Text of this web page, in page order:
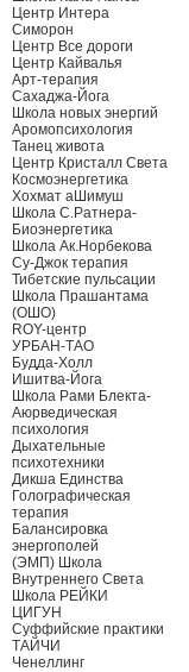
Центр Интера
Симорон
Центр Все дороги
Центр Кайвалья
Арт-терапия
Сахаджа-Йога
Школа новых энергий
Аромопсихология
Танец живота
Центр Кристалл Света
Космоэнергетика
Хохмат аШимуш
Школа С.Ратнера-
Биоэнергетика
Школа Ак.Норбекова
Су-Джок терапия
Тибетские пульсации
Школа Прашантама
(ОШО)
ROY-центр
УРБАН-ТАО
Будда-Холл
Ишитва-Йога
Школа Рами Блекта-
Аюрведическая
психология
Дыхательные
психотехники
Дикша Единства
Голографическая
терапия
Балансировка
энергополей
(ЭМП) Школа
Внутреннего Света
Школа РЕЙКИ
ЦИГУН
Суффийские практики
ТАЙЧИ
Ченеллинг